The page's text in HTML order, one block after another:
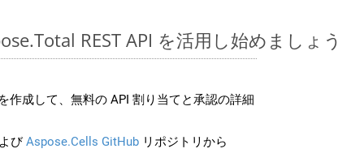
REST API を活用し始めましょう
作成して、無料の API 割り当てと承認の詳細
びAspose.Cells GitHub リポジトリから